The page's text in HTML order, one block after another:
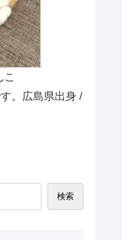
こ
。広島県出身 /
検索